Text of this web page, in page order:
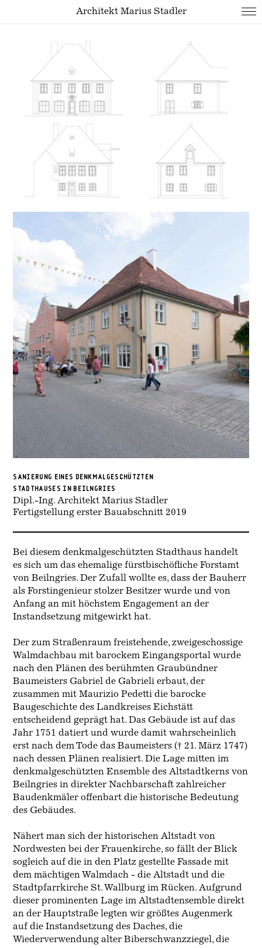
Architekt Marius Stadler
SANIERUNG eiNES DENKMALGESCHÜTZTEN
STADTHAUSES IN BEILNGRIES
Dipl.-Ing. Architekt Marius Stadler
Fertigstellung erster Bauabschnitt 2019
Bei diesem denkmalgeschützten Stadthaus handelt
es sich um das ehemalige fürstbischöfliche Forstamt
von Beilngries. Der Zufall wollte es, dass der Bauherr
als Forstingenieur stolzer Besitzer wurde und von
Anfang an mit höchstem Engagement an der
Instandsetzung mitgewirkt hat.
Der zum Straßenraum freistehende, zweigeschossige
Walmdachbau mit barockem Eingangsportal wurde
nach den Plänen des berühmten Graubündner
Baumeisters Gabriel de Gabrieli erbaut, der
zusammen mit Maurizio Pedetti die barocke
Baugeschichte des Landkreises Eichstätt
entscheidend geprägt hat. Das Gebäude ist auf das
Jahr 1751 datiert und wurde damit wahrscheinlich
erst nach dem Tode das Baumeisters († 21. März 1747)
nach dessen Plänen realisiert. Die Lage mitten im
denkmalgeschützten Ensemble des Altstadtkerns von
Beilngries in direkter Nachbarschaft zahlreicher
Baudenkmäler offenbart die historische Bedeutung
des Gebäudes.
Nähert man sich der historischen Altstadt von
Nordwesten bei der Frauenkirche, so fällt der Blick
sogleich auf die in den Platz gestellte Fassade mit
dem mächtigen Walmdach - die Altstadt und die
Stadtpfarrkirche St. Wallburg im Rücken. Aufgrund
dieser prominenten Lage im Altstadtensemble direkt
an der Hauptstraße legten wir größtes Augenmerk
auf die Instandsetzung des Daches, die
Wiederverwendung alter Biberschwanzziegel, die